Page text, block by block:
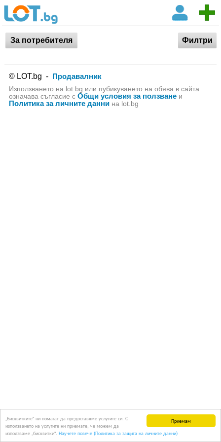
Приемам
„Бисквитките“ ни помагат да предоставяме услугите си. С
използването на услугите ни приемате, че можем да
използваме „бисквитки“. Научете повече (Политика за защита на личните данни)
За потребителя Филтри
© LOT.bg - Продавалник
Използването на lot.bg или пубикуването на обява в сайта
означава съгласие с Общи условия за ползванеи
Политика за личните даннина lot.bg